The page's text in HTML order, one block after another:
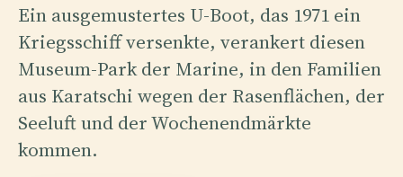
Ein ausgemustertes U-Boot, das 1971 ein
Kriegsschiff versenkte, verankert diesen
Museum-Park der Marine, in den Familien
aus Karatschi wegen der Rasenflächen, der
Seeluft und der Wochenendmärkte
kommen.